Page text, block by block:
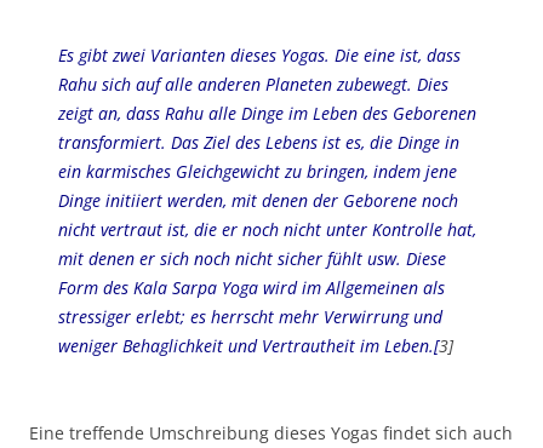
Es gibt zwei Varianten dieses Yogas. Die eine ist, dass
Rahu sich auf alle anderen Planeten zubewegt. Dies
zeigt an, dass Rahu alle Dinge im Leben des Geborenen
transformiert. Das Ziel des Lebens ist es, die Dinge in
ein karmisches Gleichgewicht zu bringen, indem jene
Dinge initiiert werden, mit denen der Geborene noch
nicht vertraut ist, die er noch nicht unter Kontrolle hat,
mit denen er sich noch nicht sicher fühlt usw. Diese
Form des Kala Sarpa Yoga wird im Allgemeinen als
stressiger erlebt; es herrscht mehr Verwirrung und
weniger Behaglichkeit und Vertrautheit im Leben.[3]
Eine treffende Umschreibung dieses Yogas findet sich auch